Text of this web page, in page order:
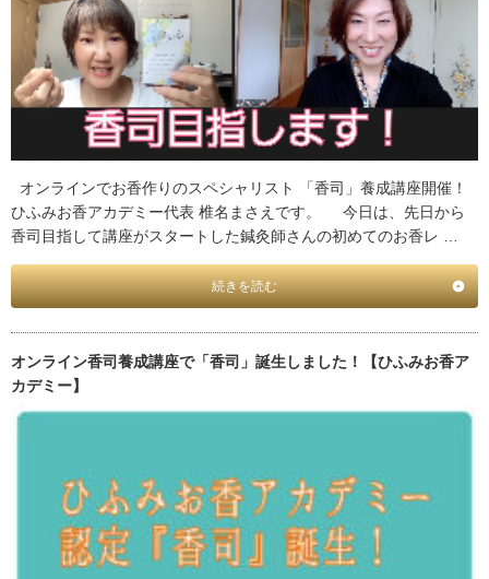
オンラインでお香作りのスペシャリスト 「香司」養成講座開催！
ひふみお香アカデミー代表 椎名まさえです。 今日は、先日から
香司目指して講座がスタートした鍼灸師さんの初めてのお香レ …
続きを読む
オンライン香司養成講座で「香司」誕生しました！【ひふみお香ア
カデミー】